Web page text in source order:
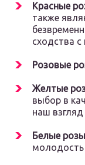
Красные
также
сходства
Розовые
Желтые
выбор в
наш
Белые розы
молодость